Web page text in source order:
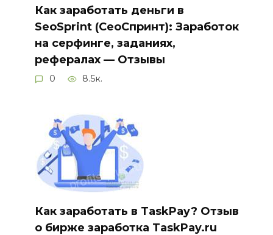
Как заработать деньги в
SeoSprint (СеоСпринт): Заработок
на серфинге, заданиях,
рефералах — Отзывы
0 8.5к.
Как заработать в TaskPay? Отзыв
о бирже заработка TaskPay.ru